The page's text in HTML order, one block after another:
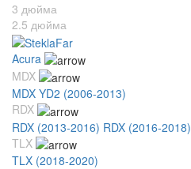
3 дюйма
2.5 дюйма
Acura
MDX
MDX YD2 (2006-2013)
RDX
RDX (2013-2016) RDX (2016-2018)
TLX
TLX (2018-2020)